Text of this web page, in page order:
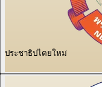
ประชาธิปไตยใหม่